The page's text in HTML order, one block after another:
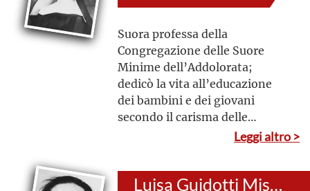
apostolica
Suora professa della
Congregazione delle Suore
Minime dell’Addolorata;
dedicò la vita all’educazione
dei bambini e dei giovani
secondo il carisma delle
Minime dell’Addolorata e gli
allo Spirito, unì l’apostolato
Leggi altro >
Luisa Guidotti Mistrali